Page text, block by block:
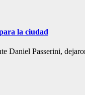
la ciudad
Daniel Passerini,